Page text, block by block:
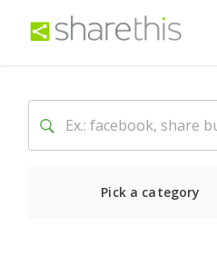
Pick a category